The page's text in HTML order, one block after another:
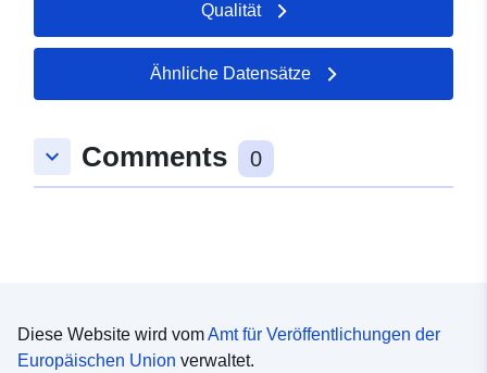
den Kartenlesehinweisen und PDF-Karten.
Qualität
Ähnliche Datensätze
keyboard_arrow_down Comments 0
Diese Website wird vomAmt für Veröffentlichungen der
Europäischen Union verwaltet.